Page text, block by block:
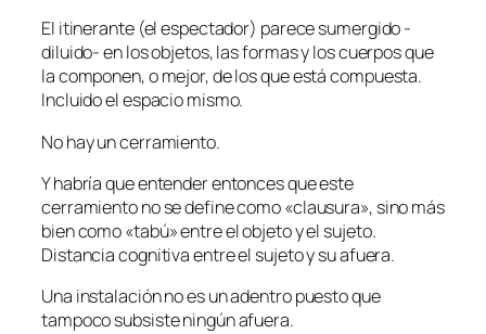
El itinerante (el espectador) parece sumergido -
diluido- en los objetos, las formas y los cuerpos que
la componen, o mejor, de los que está compuesta.
Incluido el espacio mismo.
No hay un cerramiento.
Y habría que entender entonces que este
cerramiento no se define como «clausura», sino más
bien como «tabú» entre el objeto y el sujeto.
Distancia cognitiva entre el sujeto y su afuera.
Una instalación no es un adentro puesto que
tampoco subsiste ningún afuera.